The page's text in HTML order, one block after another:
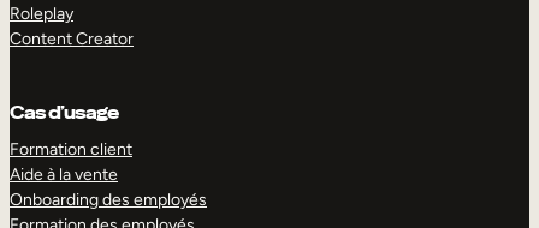
Roleplay
Content Creator
Cas d’usage
Formation client
Aide à la vente
Onboarding des employés